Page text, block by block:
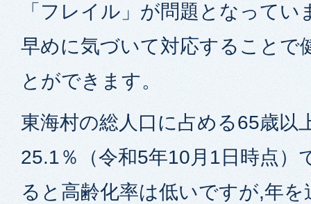
「フレイル」が問題となって
早めに気づいて対応することで
とができます。
東海村の総人口に占める65歳以
25.1％（令和5年10月1日時点）
ると高齢化率は低いですが,年